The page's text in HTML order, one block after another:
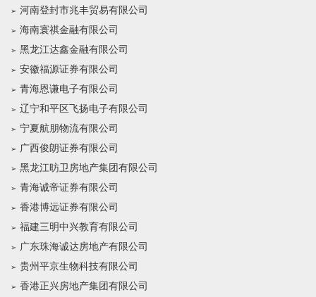
河南登封市兆丰贸易有限公司
海南寰祺金融有限公司
黑龙江达鑫金融有限公司
安徽福源证券有限公司
青海恩谦电子有限公司
辽宁和平区飞扬电子有限公司
宁夏航朋物流有限公司
广西俊朗证券有限公司
黑龙江昉卫房地产集团有限公司
青海诚帝证券有限公司
香港博远证券有限公司
福建三明中兴教育有限公司
广东珠海诚达房地产有限公司
贵州平京生物科技有限公司
香港正兴房地产集团有限公司